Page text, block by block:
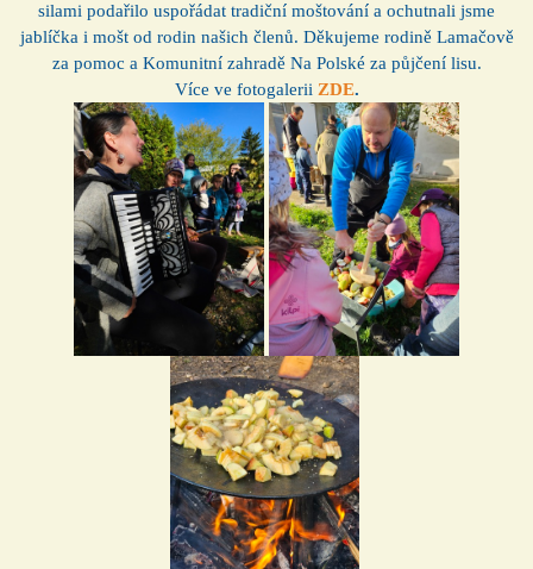
silami podařilo uspořádat tradiční moštování a ochutnali jsme
jablíčka i mošt od rodin našich členů. Děkujeme rodině Lamačově
za pomoc a Komunitní zahradě Na Polské za půjčení lisu.
Více ve fotogalerii ZDE.